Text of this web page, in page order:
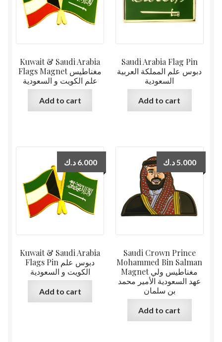
Kuwait & Saudi Arabia
Flags Magnet مغناطيس
علم الكويت و السعودية
Add to cart
Saudi Arabia Flag Pin
دبوس علم المملكة العربية
السعودية
Add to cart
Kuwait & Saudi Arabia
Flags Pin دبوس علم
الكويت و السعودية
6.000 د.ك
Add to cart
Saudi Crown Prince
Mohammed Bin Salman
Magnet مغناطيس ولي
عهد السعودية الأمير محمد
بن سلمان
5.000د.ك
Add to cart